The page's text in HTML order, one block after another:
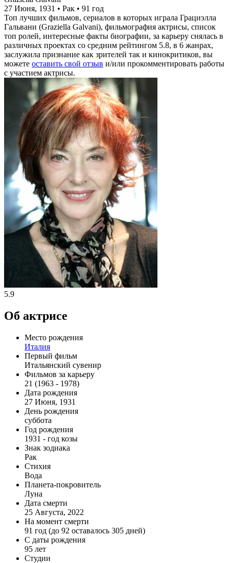
27 Июня, 1931 • Рак • 91 год
Топ лучших фильмов, сериалов в которых играла Грациэлла
Гальвани (Graziella Galvani), фильмография актрисы, список
топ ролей, интересные факты биографии, за карьеру снялась в
различных проектах со средним рейтингом 5.8, в 6 жанрах,
заслужила признание как зрителей так и кинокритиков, вы
можете оставить свой отзыв и/или прокомментировать работы
с участием актрисы.
5.9
Об актрисе
Место рождения
Италия
Первый фильм
Итальянский сувенир
Фильмов за карьеру
21 (1963 - 1978)
Дата рождения
27 Июня, 1931
День рождения
суббота
Год рождения
1931 - год козы
Знак зодиака
Рак
Стихия
Вода
Планета-покровитель
Луна
Дата смерти
25 Августа, 2022
На момент смерти
91 год (до 92 оставалось 305 дней)
С даты рождения
95 лет
Студии